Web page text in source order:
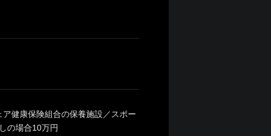
健康保険組合の保養施設／スポー
の場合10万円